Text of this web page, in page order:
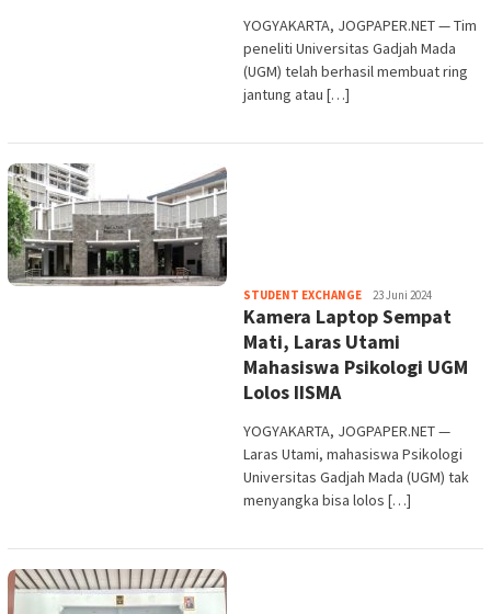
YOGYAKARTA, JOGPAPER.NET — Tim
peneliti Universitas Gadjah Mada
(UGM) telah berhasil membuat ring
jantung atau […]
STUDENT EXCHANGEHeri
Purwata
23 Juni 2024
Kamera Laptop Sempat
Mati, Laras Utami
Mahasiswa Psikologi UGM
Lolos IISMA
YOGYAKARTA, JOGPAPER.NET —
Laras Utami, mahasiswa Psikologi
Universitas Gadjah Mada (UGM) tak
menyangka bisa lolos […]